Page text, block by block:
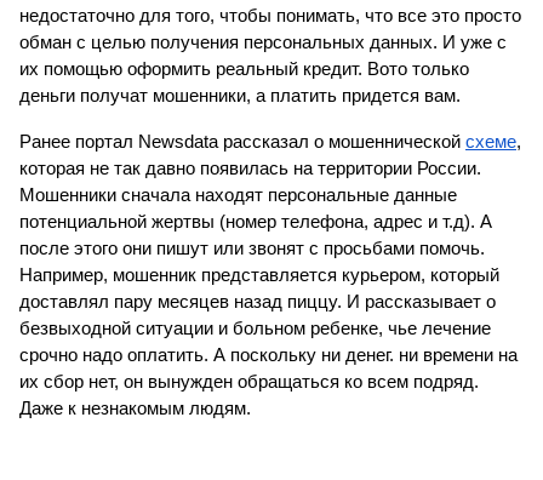
недостаточно для того, чтобы понимать, что все это просто
обман с целью получения персональных данных. И уже с
их помощью оформить реальный кредит. Вото только
деньги получат мошенники, а платить придется вам.
Ранее портал Newsdata рассказал о мошеннической схеме,
которая не так давно появилась на территории России.
Мошенники сначала находят персональные данные
потенциальной жертвы (номер телефона, адрес и т.д). А
после этого они пишут или звонят с просьбами помочь.
Например, мошенник представляется курьером, который
доставлял пару месяцев назад пиццу. И рассказывает о
безвыходной ситуации и больном ребенке, чье лечение
срочно надо оплатить. А поскольку ни денег. ни времени на
их сбор нет, он вынужден обращаться ко всем подряд.
Даже к незнакомым людям.